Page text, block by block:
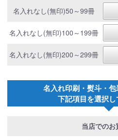
名入れなし(無印)50～99冊
名入れなし(無印)100～199冊
名入れなし(無印)200～299冊
名入れ印刷・熨斗・
下記項目を選択し
当店でのお